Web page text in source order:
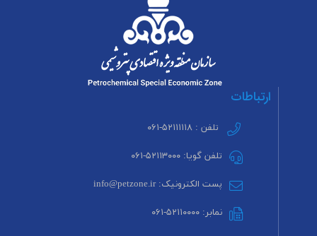
ارتباطات
تلفن : ۵۲۱۱۱۱۱۸-۰۶۱
تلفن گویا: ۵۲۱۱۳۰۰۰-۰۶۱
پست الکترونیک: info@petzone.ir
نمابر: ۵۲۱۱۰۰۰۰-۰۶۱